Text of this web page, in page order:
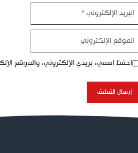
البريد
الإلكتروني
الموقع
الإلكتروني
احفظ اسمي، بريدي الإلكتروني، والموقع